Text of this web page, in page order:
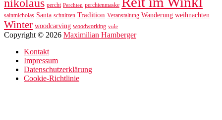
nikolaus percht Perchten perchtenmaske
saintnicholas Santa schnitzen Tradition Veranstaltung Wanderung weihnachten
Winter woodcarving woodworking yule
Copyright © 2026 Maximilian Hamberger
Kontakt
Impressum
Datenschutzerklärung
Cookie-Richtlinie